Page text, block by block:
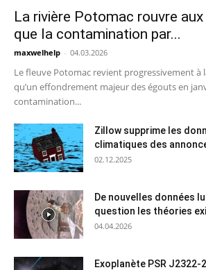
La rivière Potomac rouvre
que la contamination par...
maxwelhelp - 04.03.2026
Le fleuve Potomac revient progressivement à
qu’un effondrement majeur des égouts en
contamination...
Zillow supprime les
climatiques des
02.12.2025
De nouvelles données
question les théories
04.04.2026
Exoplanète PSR J2322-